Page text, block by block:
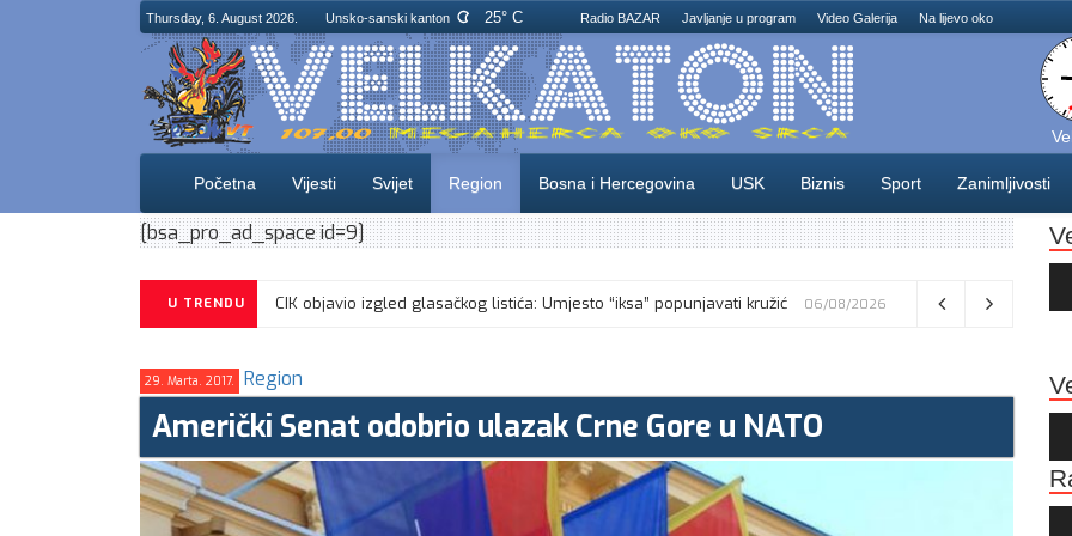
Thursday, 6. August 2026. Unsko-sanski kanton 25° C Radio BAZAR Javljanje u program Video Galerija Na lijevo oko
Početna Vijesti Svijet Region Bosna i Hercegovina USK Biznis Sport Zanimljivosti
[bsa_pro_ad_space id=9]
U TRENDU CIK objavio izgled glasačkog listića: Umjesto “iksa” popunjavati kružić 06/08/2026
29. Marta. 2017. Region
Američki Senat odobrio ulazak Crne Gore u NATO